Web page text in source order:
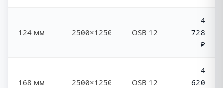
124 мм 2500×1250 OSB 12
4
728
₽
168 мм 2500×1250 OSB 12
4
620